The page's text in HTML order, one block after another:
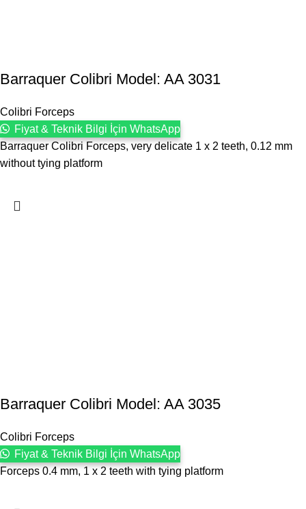
Barraquer Colibri Model: AA 3031
Colibri Forceps
Fiyat & Teknik Bilgi İçin WhatsApp
Barraquer Colibri Forceps, very delicate 1 x 2 teeth, 0.12 mm
without tying platform
Barraquer Colibri Model: AA 3035
Colibri Forceps
Fiyat & Teknik Bilgi İçin WhatsApp
Forceps 0.4 mm, 1 x 2 teeth with tying platform